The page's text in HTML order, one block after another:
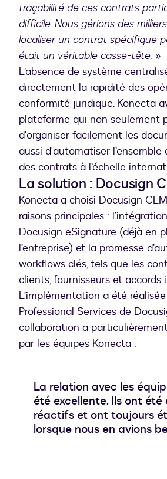
traçabilité de ces contrats
difficile. Nous gérions des
localiser un contrat spécifique
était un véritable casse-tête. »
L’absence de système
directement la rapidité des
conformité juridique. Konecta
plateforme qui non seulement
d'organiser facilement les
aussi d'automatiser
des contrats à l’échelle
La solution : Docusign
Konecta a choisi Docusign
raisons principales :
Docusign eSignature (déjà en
l’entreprise) et la promesse
workflows clés, tels que les
clients, fournisseurs et accords
L’implémentation a été
Professional Services de
collaboration a
par les équipes Konecta :
La relation avec les
été excellente. Ils ont
réactifs et ont toujours
lorsque nous en avions